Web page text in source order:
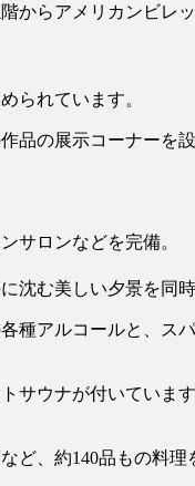
からアメリカンビレ
られています。
の展示コーナーを
サロンなどを完備。
沈む美しい夕景を同時
アルコールと、ス
サウナが付いています
、約140品もの料理